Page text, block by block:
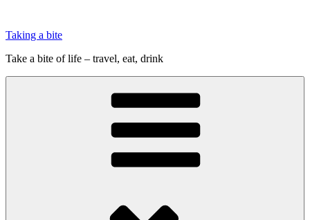
indhold
Taking a bite
Take a bite of life – travel, eat, drink